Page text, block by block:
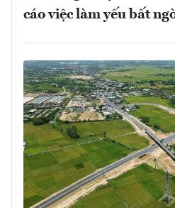
cáo việc làm yếu bất